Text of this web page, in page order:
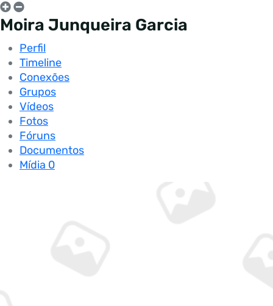
Moira Junqueira Garcia
Perfil
Timeline
Conexões
Grupos
Vídeos
Fotos
Fóruns
Documentos
Mídia 0